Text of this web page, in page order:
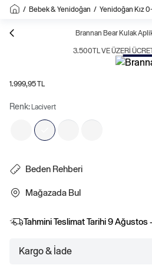
/ Bebek & Yenidoğan / Yenidoğan Kız
Brannan Bear Kulak
3.500TL VE ÜZERI
1.999,95 TL
Renk: Lacivert
Beden Rehberi
Mağazada Bul
Tahmini Teslimat Tarihi9 Ağustos
Kargo & İade